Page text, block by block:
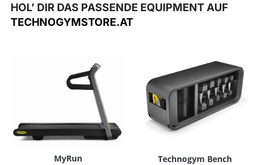
HOL’ DIR DAS PASSENDE EQUIPMENT AUF
TECHNOGYMSTORE.AT
MyRun Technogym Bench